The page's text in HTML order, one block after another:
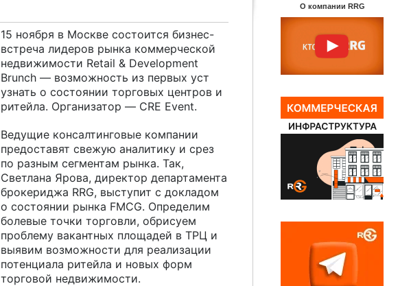
15 ноября в Москве состоится бизнес-
встреча лидеров рынка коммерческой
недвижимости Retail & Development
Brunch — возможность из первых уст
узнать о состоянии торговых центров и
ритейла. Организатор — CRE Event.
Ведущие консалтинговые компании
предоставят свежую аналитику и срез
по разным сегментам рынка. Так,
Светлана Ярова, директор департамента
брокериджа RRG, выступит с докладом
о состоянии рынка FMCG. Определим
болевые точки торговли, обрисуем
проблему вакантных площадей в ТРЦ и
выявим возможности для реализации
потенциала ритейла и новых форм
торговой недвижимости.
О компании RRG